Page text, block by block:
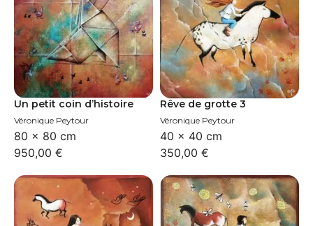
Un petit coin d’histoire
Véronique Peytour
80 × 80 cm
950,00 €
Rêve de grotte 3
Véronique Peytour
40 × 40 cm
350,00 €